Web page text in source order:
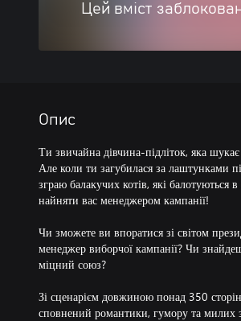
Цей вміст
Опис
Ти звичайна дівчина-підліток, яка
Але коли ти загубилася за лаштунками
зграю балакучих котів, які балотуються
найняти вас менеджером кампанії!
Чи зможете ви впоратися зі світом
менеджер виборчої кампанії? Чи
міцний союз?
Зі сценарієм довжиною понад 350
сповнений романтики, гумору та милих